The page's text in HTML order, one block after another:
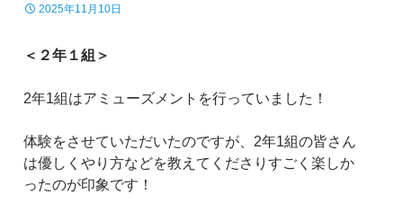
2025年11月10日
＜２年１組＞
2年1組はアミューズメントを行っていました！
体験をさせていただいたのですが、2年1組の皆さん
は優しくやり方などを教えてくださりすごく楽しか
ったのが印象です！